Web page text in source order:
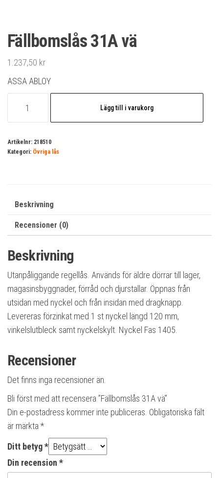
Fällbomslås 31A vä
1.237,50 kr
ASSA ABLOY
mängd
Lägg till i varukorg
Artikelnr: 218510
Kategori: Övriga lås
Beskrivning
Recensioner (0)
Beskrivning
Utanpåliggande regellås. Används för äldre dörrar till lager,
magasinsbyggnader, förråd och djurstallar. Öppnas från
utsidan med nyckel och från insidan med dragknapp.
Levereras förzinkat med 1 st nyckel längd 120 mm,
vinkelslutbleck samt nyckelskylt. Nyckel Fas 1405.
Recensioner
Det finns inga recensioner än.
Bli först med att recensera ”Fällbomslås 31A vä”
Din e-postadress kommer inte publiceras. Obligatoriska fält
är märkta *
Ditt betyg*
Din recension *